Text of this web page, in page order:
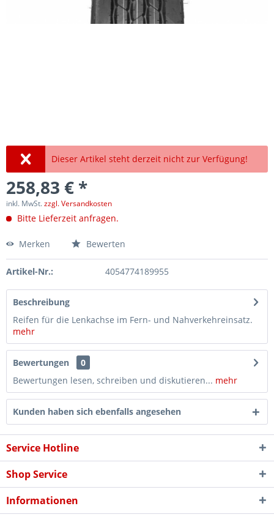
Dieser Artikel steht derzeit nicht zur Verfügung!
258,83 € *
inkl. MwSt.zzgl. Versandkosten
Bitte Lieferzeit anfragen.
Merken Bewerten
Artikel-Nr.: 4054774189955
Beschreibung
Reifen für die Lenkachse im Fern- und Nahverkehreinsatz.
mehr
Bewertungen
0
Bewertungen lesen, schreiben und diskutieren... mehr
Kunden haben sich ebenfalls angesehen
Service Hotline
Shop Service
Informationen